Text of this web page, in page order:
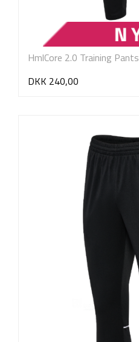
HmlCore 2.0 Training Pants
DKK 240,00